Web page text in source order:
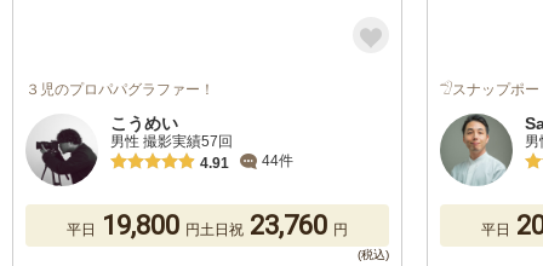
３児のプロパパグラファー！
こうめい
男性 撮影実績57回
4.91
44件
平日 19,800 円土日祝 23,760 円
𓅿スナップポー
平日